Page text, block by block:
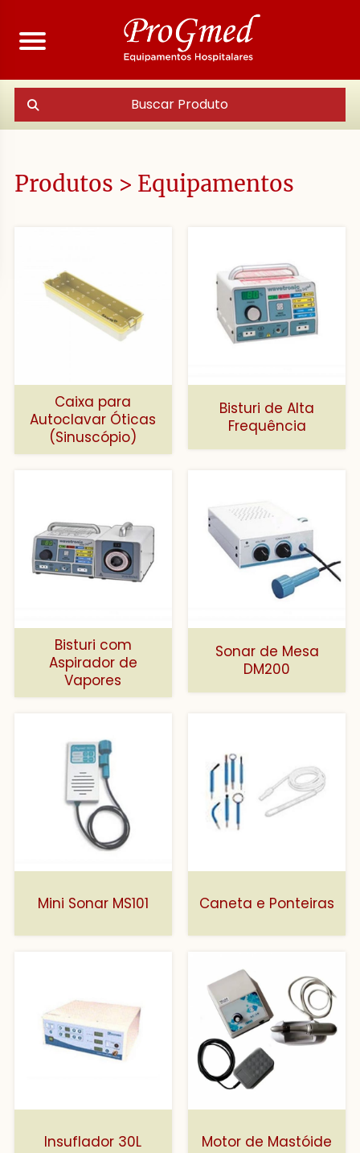
Buscar Produto
Produtos > Equipamentos
Caixa para
Autoclavar Óticas
(Sinuscópio)
Bisturi de Alta
Frequência
Bisturi com
Aspirador de
Vapores
Sonar de Mesa
DM200
Mini Sonar MS101 Caneta e Ponteiras
Insuflador 30L Motor de Mastóide